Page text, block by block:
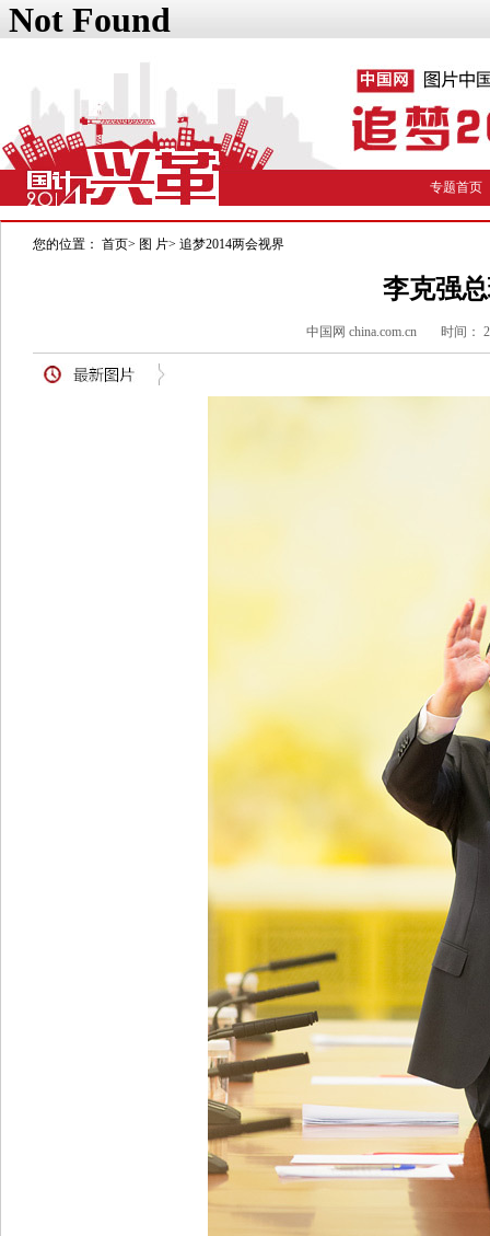
专题首页
您的位置： 首页> 图 片> 追梦2014两会视界
李克强
中国网 china.com.cn 时间：